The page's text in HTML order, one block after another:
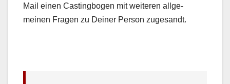
Mail einen Cast­ing­bo­gen mit weit­eren all­ge­
meinen Fra­gen zu Dein­er Per­son zuge­sandt.